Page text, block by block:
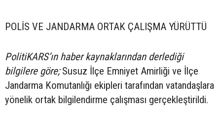
POLİS VE JANDARMA ORTAK ÇALIŞMA YÜRÜTTÜ
PolitiKARS’ın haber kaynaklarından derlediği
bilgilere göre;Susuz İlçe Emniyet Amirliği ve İlçe
Jandarma Komutanlığı ekipleri tarafından vatandaşlara
yönelik ortak bilgilendirme çalışması gerçekleştirildi.